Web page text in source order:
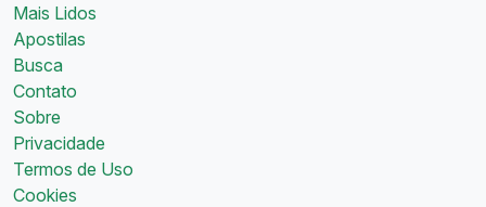
Mais Lidos
Apostilas
Busca
Contato
Sobre
Privacidade
Termos de Uso
Cookies